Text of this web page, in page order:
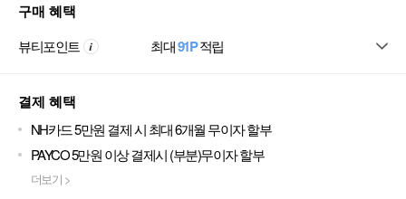
구매 혜택
뷰티포인트 최대91P적립
결제 혜택
NH카드 5만원 결제 시 최대 6개월 무이자 할부
PAYCO 5만원 이상 결제시 (부분)무이자 할부
더보기 >